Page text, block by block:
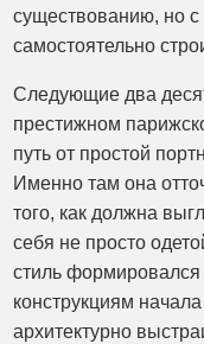
существованию, но
самостоятельно
Следующие два
престижном
путь от простой
Именно там она
того, как должна
себя не просто
стиль формировался
конструкциям
архитектурно